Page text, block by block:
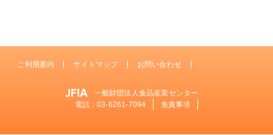
ご利用案内 サイトマップ お問い合わせ
一般財団法人食品産業センター
電話：03-6261-7094 免責事項